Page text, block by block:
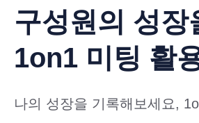
구성원의 성장
1on1 미팅 활
나의 성장을 기록해보세요,